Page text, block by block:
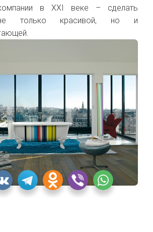
в XXI веке – сделать
не только красивой, но и